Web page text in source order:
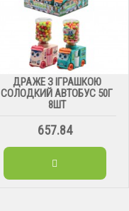
ДРАЖЕ З ІГРАШКОЮ
СОЛОДКИЙ АВТОБУС 50Г
8ШТ
657.84